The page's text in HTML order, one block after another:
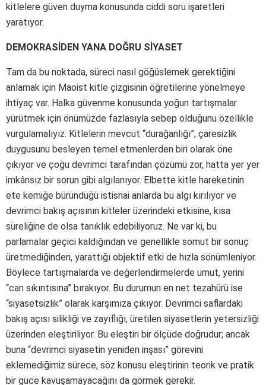
kitlelere güven duyma konusunda ciddi soru işaretleri
yaratıyor.
DEMOKRASİDEN YANA DOĞRU SİYASET
Tam da bu noktada, süreci nasıl göğüslemek gerektiğini
anlamak için Maoist kitle çizgisinin öğretilerine yönelmeye
ihtiyaç var. Halka güvenme konusunda yoğun tartışmalar
yürütmek için önümüzde fazlasıyla sebep olduğunu özellikle
vurgulamalıyız. Kitlelerin mevcut “durağanlığı”, çaresizlik
duygusunu besleyen temel etmenlerden biri olarak öne
çıkıyor ve çoğu devrimci tarafından çözümü zor, hatta yer yer
imkânsız bir sorun gibi algılanıyor. Elbette kitle hareketinin
ete kemiğe büründüğü istisnai anlarda bu algı kırılıyor ve
devrimci bakış açısının kitleler üzerindeki etkisine, kısa
süreliğine de olsa tanıklık edebiliyoruz. Ne var ki, bu
parlamalar geçici kaldığından ve genellikle somut bir sonuç
üretmediğinden, yarattığı objektif etki de hızla sönümleniyor.
Böylece tartışmalarda ve değerlendirmelerde umut, yerini
“can sıkıntısına” bırakıyor. Bu durumun en net tezahürü ise
“siyasetsizlik” olarak karşımıza çıkıyor. Devrimci saflardaki
bakış açısı silikliği ve zayıflığı, üretilen siyasetlerin yetersizliği
üzerinden eleştiriliyor. Bu eleştiri bir ölçüde doğrudur; ancak
buna “devrimci siyasetin yeniden inşası” görevini
eklemediğimiz sürece, söz konusu eleştirinin teorik ve pratik
bir güce kavuşamayacağını da görmek gerekir.